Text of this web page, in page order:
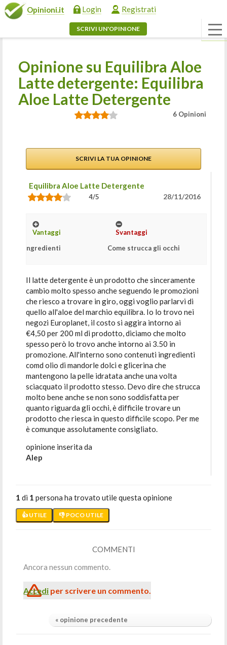
Opinioni.it Login Registrati
SCRIVI UN'OPINIONE
Opinione su Equilibra Aloe
Latte detergente: Equilibra
Aloe Latte Detergente
6 Opinioni
SCRIVI LA TUA OPINIONE
Equilibra Aloe Latte Detergente
4/5 28/11/2016
Vantaggi
Ingredienti
Svantaggi
Come strucca gli occhi
Il latte detergente è un prodotto che sinceramente
cambio molto spesso anche seguendo le promozioni
che riesco a trovare in giro, oggi voglio parlarvi di
quello all'aloe del marchio equilibra. Io lo trovo nei
negozi Europlanet, il costo si aggira intorno ai
€4,50 per 200 ml di prodotto, diciamo che molto
spesso però lo trovo anche intorno ai 3.50 in
promozione. All'interno sono contenuti ingredienti
comd olio di mandorle dolci e glicerina che
mantengono la pelle idratata anche una volta
sciacquato il prodotto stesso. Devo dire che strucca
molto bene anche se non sono soddisfatta per
quanto riguarda gli occhi, è difficile trovare un
prodotto che riesca in questo difficile scopo. Per me
è comunque assolutamente consigliato.
opinione inserita da
Alep
1 di 1 persona ha trovato utile questa opinione
👍 UTILE 👎 POCO UTILE
COMMENTI
Ancora nessun commento.
Accedi per scrivere un commento.
« opinione precedente